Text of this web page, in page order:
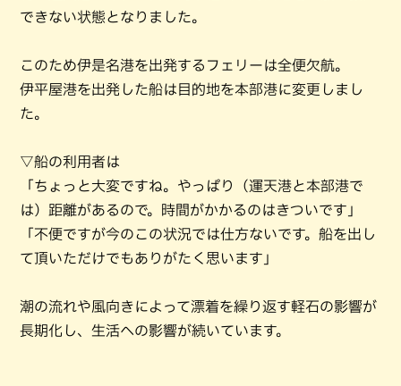
できない状態となりました。
このため伊是名港を出発するフェリーは全便欠航。
伊平屋港を出発した船は目的地を本部港に変更しまし
た。
▽船の利用者は
「ちょっと大変ですね。やっぱり（運天港と本部港で
は）距離があるので。時間がかかるのはきついです」
「不便ですが今のこの状況では仕方ないです。船を出し
て頂いただけでもありがたく思います」
潮の流れや風向きによって漂着を繰り返す軽石の影響が
長期化し、生活への影響が続いています。